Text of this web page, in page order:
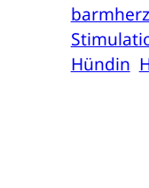
Hündin